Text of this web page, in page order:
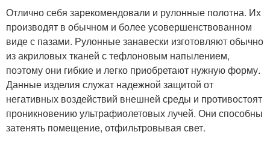
Отлично себя зарекомендовали и рулонные полотна. Их
производят в обычном и более усовершенствованном
виде с пазами. Рулонные занавески изготовляют обычно
из акриловых тканей с тефлоновым напылением,
поэтому они гибкие и легко приобретают нужную форму.
Данные изделия служат надежной защитой от
негативных воздействий внешней среды и противостоят
проникновению ультрафиолетовых лучей. Они способны
затенять помещение, отфильтровывая свет.